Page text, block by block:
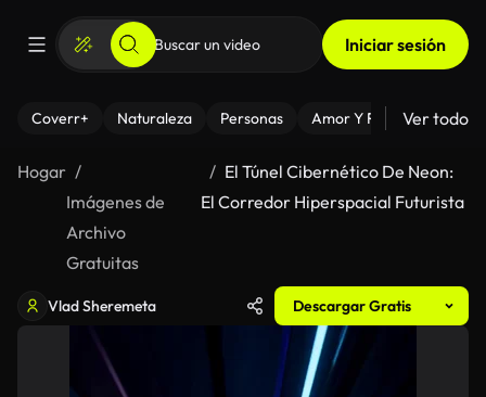
Iniciar sesión
Coverr+ Naturaleza Personas Amor Y Relaciones
Ver todo
Hogar
Imágenes de
Archivo
Gratuitas
El Túnel Cibernético De Neon:
El Corredor Hiperspacial Futurista
Vlad Sheremeta Descargar Gratis